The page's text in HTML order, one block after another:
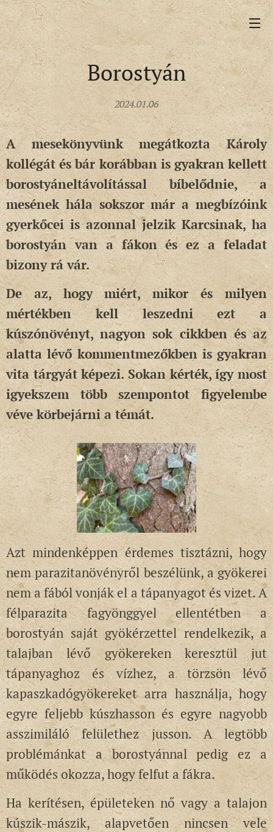
Borostyán
2024.01.06
A mesekönyvünk megátkozta Károly
kollégát és bár korábban is gyakran kellett
borostyáneltávolítással bíbelődnie, a
mesének hála sokszor már a megbízóink
gyerkőcei is azonnal jelzik Karcsinak, ha
borostyán van a fákon és ez a feladat
bizony rá vár.
De az, hogy miért, mikor és milyen
mértékben kell leszedni ezt a
kúszónövényt, nagyon sok cikkben és az
alatta lévő kommentmezőkben is gyakran
vita tárgyát képezi. Sokan kérték, így most
igyekszem több szempontot figyelembe
véve körbejárni a témát.
Azt mindenképpen érdemes tisztázni, hogy
nem parazitanövényről beszélünk, a gyökerei
nem a fából vonják el a tápanyagot és vizet. A
félparazita fagyönggyel ellentétben a
borostyán saját gyökérzettel rendelkezik, a
talajban lévő gyökereken keresztül jut
tápanyaghoz és vízhez, a törzsön lévő
kapaszkadógyökereket arra használja, hogy
egyre feljebb kúszhasson és egyre nagyobb
asszimiláló felülethez jusson. A legtöbb
problémánkat a borostyánnal pedig ez a
működés okozza, hogy felfut a fákra.
Ha kerítésen, épületeken nő vagy a talajon
kúszik-mászik, alapvetően nincsen vele